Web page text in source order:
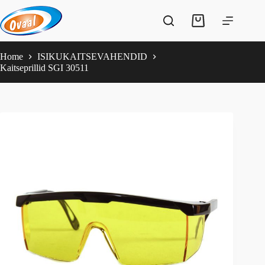
to
content
Shopping
Home
ISIKUKAITSEVAHENDID
Kaitseprillid SGI 30511